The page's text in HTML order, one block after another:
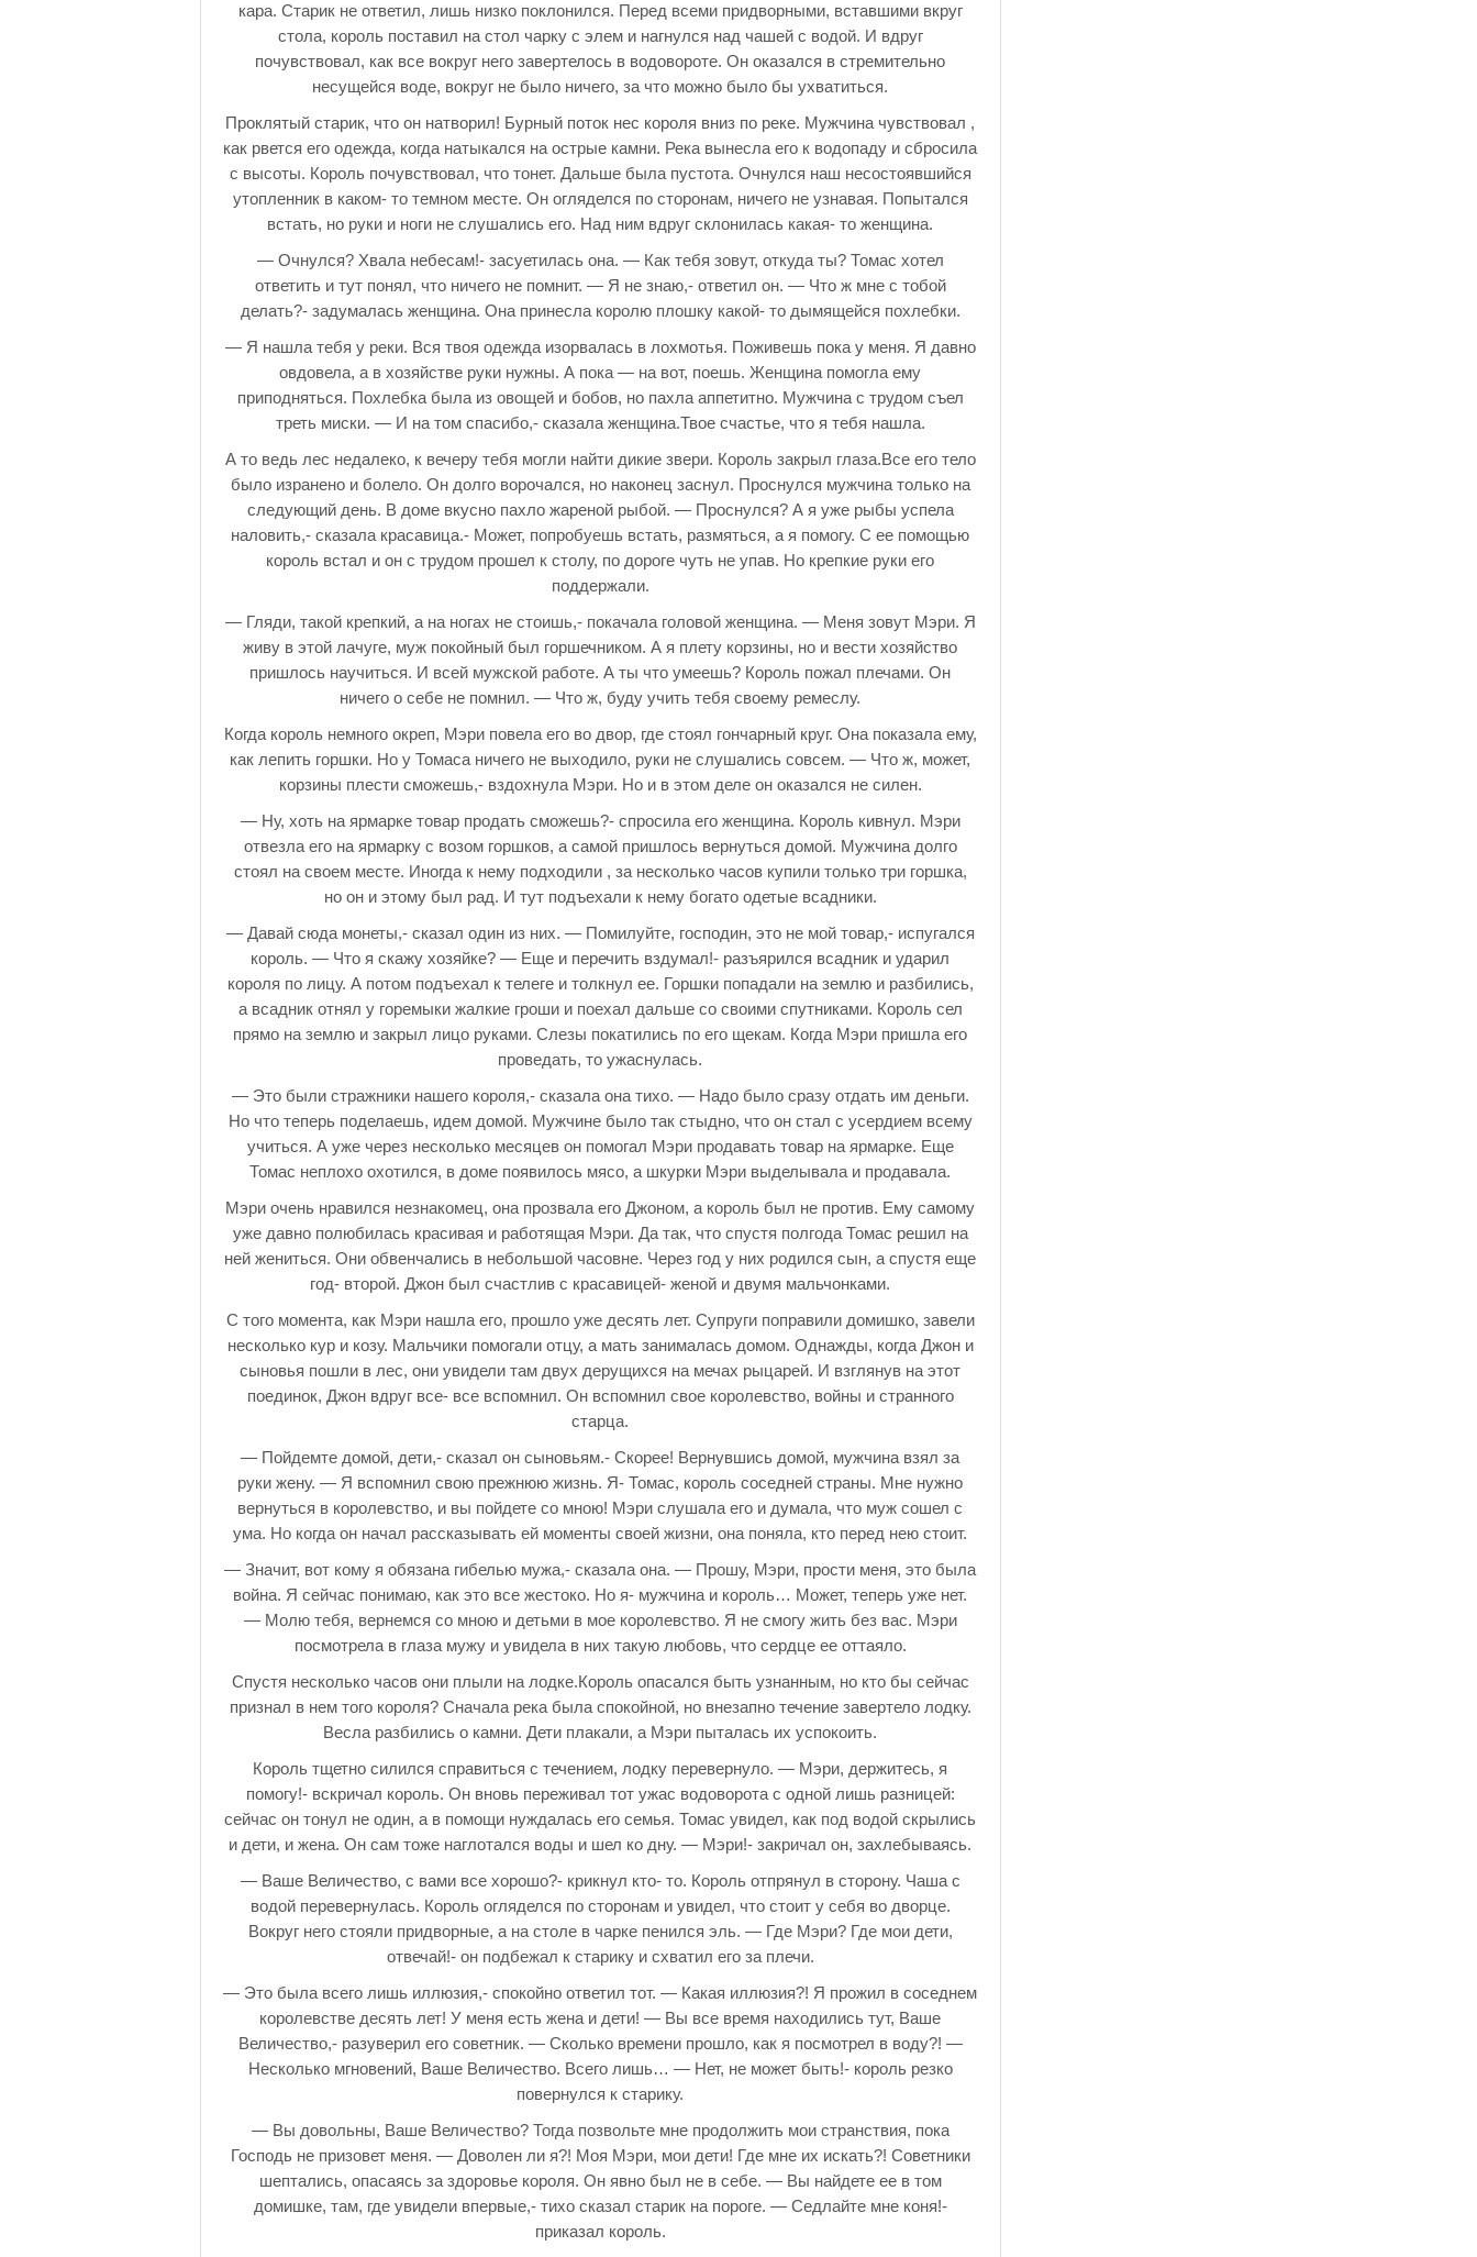
кара. Старик не ответил, лишь низко поклонился. Перед всеми придворными, вставшими вкруг
стола, король поставил на стол чарку с элем и нагнулся над чашей с водой. И вдруг
почувствовал, как все вокруг него завертелось в водовороте. Он оказался в стремительно
несущейся воде, вокруг не было ничего, за что можно было бы ухватиться.
Проклятый старик, что он натворил! Бурный поток нес короля вниз по реке. Мужчина чувствовал ,
как рвется его одежда, когда натыкался на острые камни. Река вынесла его к водопаду и сбросила
с высоты. Король почувствовал, что тонет. Дальше была пустота. Очнулся наш несостоявшийся
утопленник в каком- то темном месте. Он огляделся по сторонам, ничего не узнавая. Попытался
встать, но руки и ноги не слушались его. Над ним вдруг склонилась какая- то женщина.
— Очнулся? Хвала небесам!- засуетилась она. — Как тебя зовут, откуда ты? Томас хотел
ответить и тут понял, что ничего не помнит. — Я не знаю,- ответил он. — Что ж мне с тобой
делать?- задумалась женщина. Она принесла королю плошку какой- то дымящейся похлебки.
— Я нашла тебя у реки. Вся твоя одежда изорвалась в лохмотья. Поживешь пока у меня. Я давно
овдовела, а в хозяйстве руки нужны. А пока — на вот, поешь. Женщина помогла ему
приподняться. Похлебка была из овощей и бобов, но пахла аппетитно. Мужчина с трудом съел
треть миски. — И на том спасибо,- сказала женщина.Твое счастье, что я тебя нашла.
А то ведь лес недалеко, к вечеру тебя могли найти дикие звери. Король закрыл глаза.Все его тело
было изранено и болело. Он долго ворочался, но наконец заснул. Проснулся мужчина только на
следующий день. В доме вкусно пахло жареной рыбой. — Проснулся? А я уже рыбы успела
наловить,- сказала красавица.- Может, попробуешь встать, размяться, а я помогу. С ее помощью
король встал и он с трудом прошел к столу, по дороге чуть не упав. Но крепкие руки его
поддержали.
— Гляди, такой крепкий, а на ногах не стоишь,- покачала головой женщина. — Меня зовут Мэри. Я
живу в этой лачуге, муж покойный был горшечником. А я плету корзины, но и вести хозяйство
пришлось научиться. И всей мужской работе. А ты что умеешь? Король пожал плечами. Он
ничего о себе не помнил. — Что ж, буду учить тебя своему ремеслу.
Когда король немного окреп, Мэри повела его во двор, где стоял гончарный круг. Она показала ему,
как лепить горшки. Но у Томаса ничего не выходило, руки не слушались совсем. — Что ж, может,
корзины плести сможешь,- вздохнула Мэри. Но и в этом деле он оказался не силен.
— Ну, хоть на ярмарке товар продать сможешь?- спросила его женщина. Король кивнул. Мэри
отвезла его на ярмарку с возом горшков, а самой пришлось вернуться домой. Мужчина долго
стоял на своем месте. Иногда к нему подходили , за несколько часов купили только три горшка,
но он и этому был рад. И тут подъехали к нему богато одетые всадники.
— Давай сюда монеты,- сказал один из них. — Помилуйте, господин, это не мой товар,- испугался
король. — Что я скажу хозяйке? — Еще и перечить вздумал!- разъярился всадник и ударил
короля по лицу. А потом подъехал к телеге и толкнул ее. Горшки попадали на землю и разбились,
а всадник отнял у горемыки жалкие гроши и поехал дальше со своими спутниками. Король сел
прямо на землю и закрыл лицо руками. Слезы покатились по его щекам. Когда Мэри пришла его
проведать, то ужаснулась.
— Это были стражники нашего короля,- сказала она тихо. — Надо было сразу отдать им деньги.
Но что теперь поделаешь, идем домой. Мужчине было так стыдно, что он стал с усердием всему
учиться. А уже через несколько месяцев он помогал Мэри продавать товар на ярмарке. Еще
Томас неплохо охотился, в доме появилось мясо, а шкурки Мэри выделывала и продавала.
Мэри очень нравился незнакомец, она прозвала его Джоном, а король был не против. Ему самому
уже давно полюбилась красивая и работящая Мэри. Да так, что спустя полгода Томас решил на
ней жениться. Они обвенчались в небольшой часовне. Через год у них родился сын, а спустя еще
год- второй. Джон был счастлив с красавицей- женой и двумя мальчонками.
С того момента, как Мэри нашла его, прошло уже десять лет. Супруги поправили домишко, завели
несколько кур и козу. Мальчики помогали отцу, а мать занималась домом. Однажды, когда Джон и
сыновья пошли в лес, они увидели там двух дерущихся на мечах рыцарей. И взглянув на этот
поединок, Джон вдруг все- все вспомнил. Он вспомнил свое королевство, войны и странного
старца.
— Пойдемте домой, дети,- сказал он сыновьям.- Скорее! Вернувшись домой, мужчина взял за
руки жену. — Я вспомнил свою прежнюю жизнь. Я- Томас, король соседней страны. Мне нужно
вернуться в королевство, и вы пойдете со мною! Мэри слушала его и думала, что муж сошел с
ума. Но когда он начал рассказывать ей моменты своей жизни, она поняла, кто перед нею стоит.
— Значит, вот кому я обязана гибелью мужа,- сказала она. — Прошу, Мэри, прости меня, это была
война. Я сейчас понимаю, как это все жестоко. Но я- мужчина и король… Может, теперь уже нет.
— Молю тебя, вернемся со мною и детьми в мое королевство. Я не смогу жить без вас. Мэри
посмотрела в глаза мужу и увидела в них такую любовь, что сердце ее оттаяло.
Спустя несколько часов они плыли на лодке.Король опасался быть узнанным, но кто бы сейчас
признал в нем того короля? Сначала река была спокойной, но внезапно течение завертело лодку.
Весла разбились о камни. Дети плакали, а Мэри пыталась их успокоить.
Король тщетно силился справиться с течением, лодку перевернуло. — Мэри, держитесь, я
помогу!- вскричал король. Он вновь переживал тот ужас водоворота с одной лишь разницей:
сейчас он тонул не один, а в помощи нуждалась его семья. Томас увидел, как под водой скрылись
и дети, и жена. Он сам тоже наглотался воды и шел ко дну. — Мэри!- закричал он, захлебываясь.
— Ваше Величество, с вами все хорошо?- крикнул кто- то. Король отпрянул в сторону. Чаша с
водой перевернулась. Король огляделся по сторонам и увидел, что стоит у себя во дворце.
Вокруг него стояли придворные, а на столе в чарке пенился эль. — Где Мэри? Где мои дети,
отвечай!- он подбежал к старику и схватил его за плечи.
— Это была всего лишь иллюзия,- спокойно ответил тот. — Какая иллюзия?! Я прожил в соседнем
королевстве десять лет! У меня есть жена и дети! — Вы все время находились тут, Ваше
Величество,- разуверил его советник. — Сколько времени прошло, как я посмотрел в воду?! —
Несколько мгновений, Ваше Величество. Всего лишь… — Нет, не может быть!- король резко
повернулся к старику.
— Вы довольны, Ваше Величество? Тогда позвольте мне продолжить мои странствия, пока
Господь не призовет меня. — Доволен ли я?! Моя Мэри, мои дети! Где мне их искать?! Советники
шептались, опасаясь за здоровье короля. Он явно был не в себе. — Вы найдете ее в том
домишке, там, где увидели впервые,- тихо сказал старик на пороге. — Седлайте мне коня!-
приказал король.